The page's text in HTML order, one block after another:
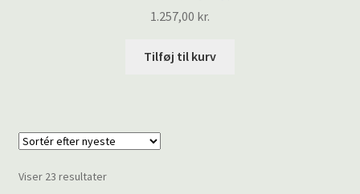
1.257,00 kr.
Tilføj til kurv
Viser 23 resultaterSorteret